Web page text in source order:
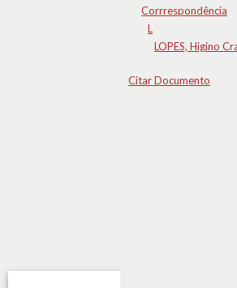
Corrrespondência
L
LOPES, Higino
Citar Documento